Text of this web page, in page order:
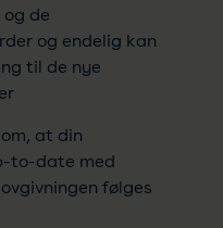
de
og endelig kan
til de nye
at din
to-date med
følges